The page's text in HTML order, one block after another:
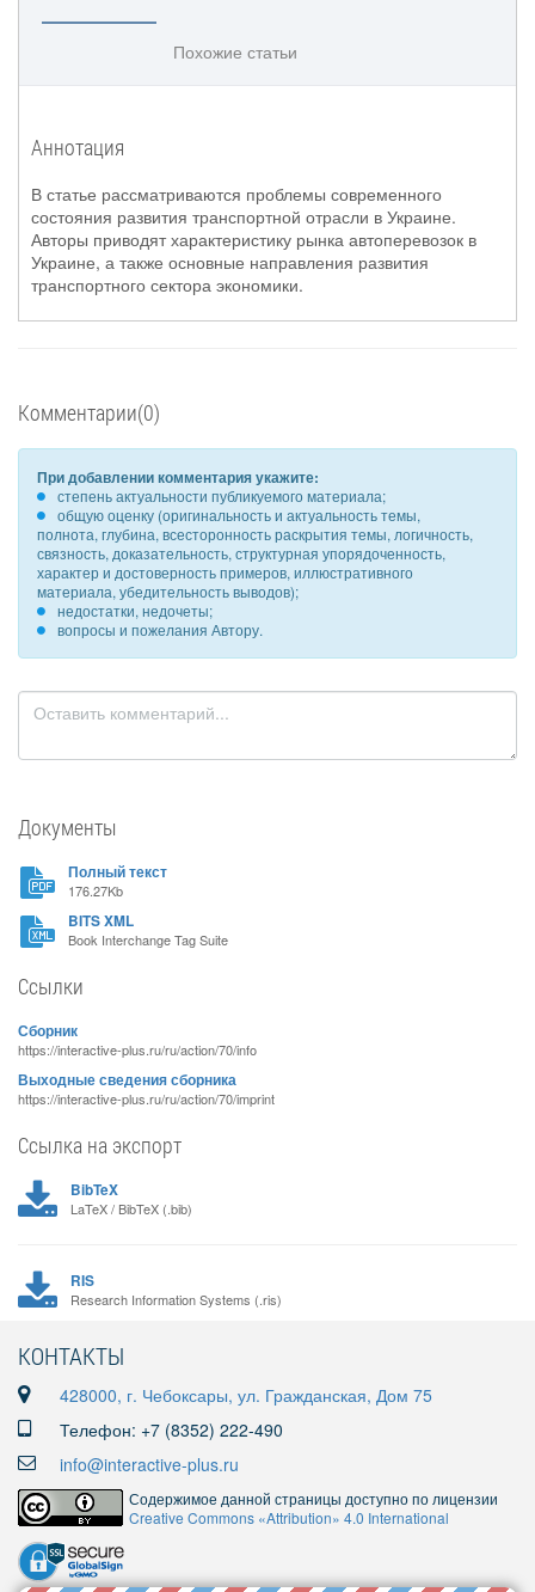
Похожие статьи
Аннотация
В статье рассматриваются проблемы современного
состояния развития транспортной отрасли в Украине.
Авторы приводят характеристику рынка автоперевозок в
Украине, а также основные направления развития
транспортного сектора экономики.
Комментарии(0)
При добавлении комментария укажите:
степень актуальности публикуемого материала;
общую оценку (оригинальность и актуальность темы,
полнота, глубина, всесторонность раскрытия темы, логичность,
связность, доказательность, структурная упорядоченность,
характер и достоверность примеров, иллюстративного
материала, убедительность выводов);
недостатки, недочеты;
вопросы и пожелания Автору.
Документы
Полный текст
176.27Kb
BITS XML
Book Interchange Tag Suite
Ссылки
Сборник
https://interactive-plus.ru/ru/action/70/info
Выходные сведения сборника
https://interactive-plus.ru/ru/action/70/imprint
Ссылка на экспорт
BibTeX
LaTeX / BibTeX (.bib)
RIS
Research Information Systems (.ris)
КОНТАКТЫ
428000, г. Чебоксары, ул. Гражданская, Дом 75
Телефон: +7 (8352) 222-490
info@interactive-plus.ru
Содержимое данной страницы доступно по лицензии
Creative Commons «Attribution» 4.0 International